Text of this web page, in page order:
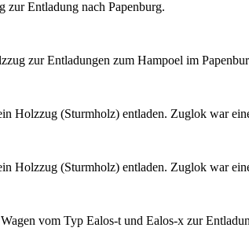
zur Entladung nach Papenburg.
zur Entladungen zum Hampoel im
Holzzug (Sturmholz) entladen. Zuglok war
Holzzug (Sturmholz) entladen. Zuglok war
vom Typ Ealos-t und Ealos-x zur